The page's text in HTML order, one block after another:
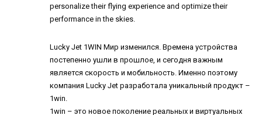
personalize their flying experience and optimize their
performance in the skies.
Lucky Jet 1WIN Мир изменился. Времена устройства
постепенно ушли в прошлое, и сегодня важным
является скорость и мобильность. Именно поэтому
компания Lucky Jet разработала уникальный продукт –
1win.
1win – это новое поколение реальных и виртуальных